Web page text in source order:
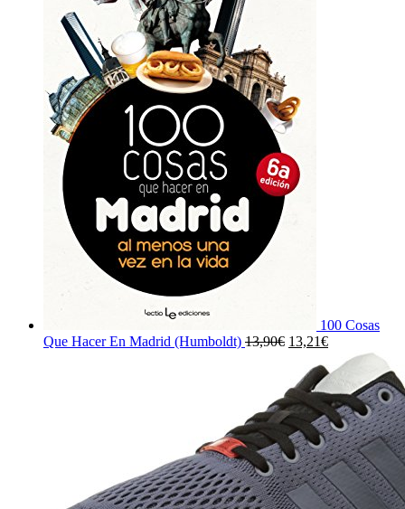
100 Cosas
Que Hacer En Madrid (Humboldt) 13,90€ El
original
era:
13,90€.
13,21€El
precio
actual
es:
13,21€.